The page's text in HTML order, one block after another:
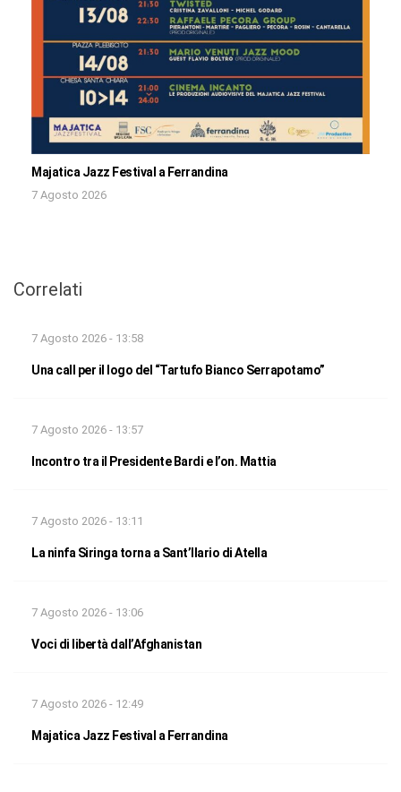
Majatica Jazz Festival a Ferrandina
7 Agosto 2026
Correlati
7 Agosto 2026 - 13:58
Una call per il logo del “Tartufo Bianco Serrapotamo”
7 Agosto 2026 - 13:57
Incontro tra il Presidente Bardi e l’on. Mattia
7 Agosto 2026 - 13:11
La ninfa Siringa torna a Sant’Ilario di Atella
7 Agosto 2026 - 13:06
Voci di libertà dall’Afghanistan
7 Agosto 2026 - 12:49
Majatica Jazz Festival a Ferrandina